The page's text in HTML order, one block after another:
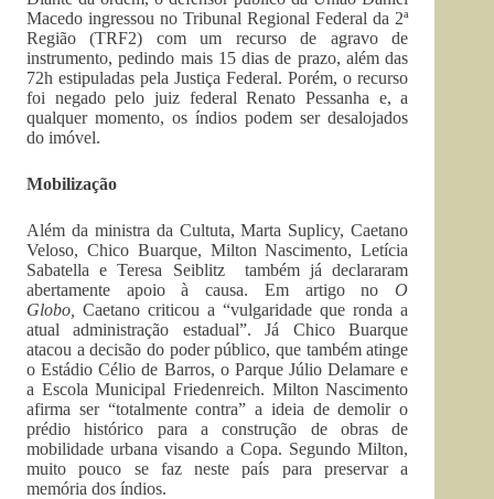
Macedo ingressou no Tribunal Regional Federal da 2ª
Região (TRF2) com um recurso de agravo de
instrumento, pedindo mais 15 dias de prazo, além das
72h estipuladas pela Justiça Federal. Porém, o recurso
foi negado pelo juiz federal Renato Pessanha e, a
qualquer momento, os índios podem ser desalojados
do imóvel.
Mobilização
Além da ministra da Cultuta, Marta Suplicy, Caetano
Veloso, Chico Buarque, Milton Nascimento, Letícia
Sabatella e Teresa Seiblitz também já declararam
abertamente apoio à causa. Em artigo noO
Globo,Caetano criticou a “vulgaridade que ronda a
atual administração estadual”. Já Chico Buarque
atacou a decisão do poder público, que também atinge
o Estádio Célio de Barros, o Parque Júlio Delamare e
a Escola Municipal Friedenreich. Milton Nascimento
afirma ser “totalmente contra” a ideia de demolir o
prédio histórico para a construção de obras de
mobilidade urbana visando a Copa. Segundo Milton,
muito pouco se faz neste país para preservar a
memória dos índios.